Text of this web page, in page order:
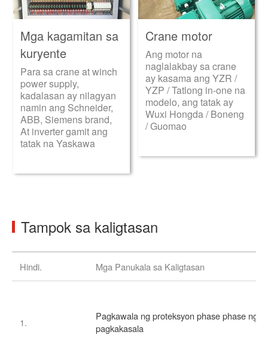
Mga kagamitan sa
kuryente
Para sa crane at winch
power supply,
kadalasan ay nilagyan
namin ang Schneider,
ABB, Siemens brand,
At inverter gamit ang
tatak na Yaskawa
Crane motor
Ang motor na
naglalakbay sa crane
ay kasama ang YZR /
YZP / Tatlong in-one na
modelo, ang tatak ay
Wuxi Hongda / Boneng
/ Guomao
Tampok sa kaligtasan
Hindi. Mga Panukala sa Kaligtasan
1.
Pagkawala ng proteksyon phase phase ng
pagkakasala